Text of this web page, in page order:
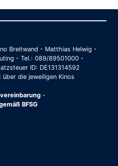
Breitwand - Matthias Helwig -
- Tel.: 089/89501000 -
ID: DE131314592
die jeweiligen Kinos
-
BFSG